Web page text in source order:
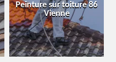
Peinture sur toiture 86
Vienne